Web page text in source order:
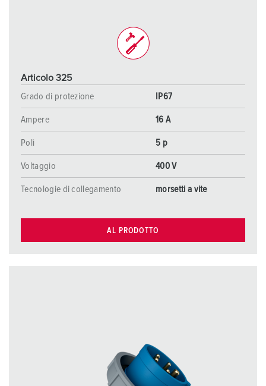
Articolo 325
Grado di protezione
IP67
Ampere 16 A
Poli 5 p
Voltaggio 400 V
Tecnologie di collegamento morsetti a vite
AL PRODOTTO